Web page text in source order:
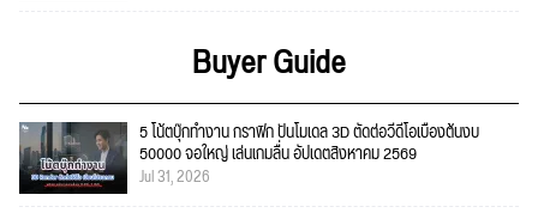
Buyer Guide
5 โน้ตบุ๊กทำงาน กราฟิก ปั้นโมเดล 3D ตัดต่อวีดีโอเบื้องต้นงบ
50000 จอใหญ่ เล่นเกมลื่น อัปเดตสิงหาคม 2569
Jul 31, 2026